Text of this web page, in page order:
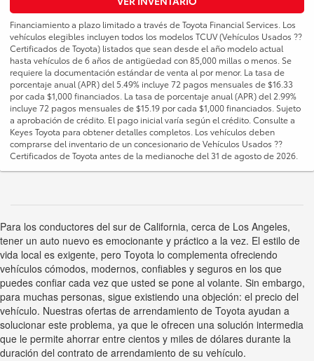
Financiamiento a plazo limitado a través de Toyota Financial Services. Los
vehículos elegibles incluyen todos los modelos TCUV (Vehículos Usados ??
Certificados de Toyota) listados que sean desde el año modelo actual
hasta vehículos de 6 años de antigüedad con 85,000 millas o menos. Se
requiere la documentación estándar de venta al por menor. La tasa de
porcentaje anual (APR) del 5.49% incluye 72 pagos mensuales de $16.33
por cada $1,000 financiados. La tasa de porcentaje anual (APR) del 2.99%
incluye 72 pagos mensuales de $15.19 por cada $1,000 financiados. Sujeto
a aprobación de crédito. El pago inicial varía según el crédito. Consulte a
Keyes Toyota para obtener detalles completos. Los vehículos deben
comprarse del inventario de un concesionario de Vehículos Usados ??
Certificados de Toyota antes de la medianoche del 31 de agosto de 2026.
Para los conductores del sur de California, cerca de Los Angeles,
tener un auto nuevo es emocionante y práctico a la vez. El estilo de
vida local es exigente, pero Toyota lo complementa ofreciendo
vehículos cómodos, modernos, confiables y seguros en los que
puedes confiar cada vez que usted se pone al volante. Sin embargo,
para muchas personas, sigue existiendo una objeción: el precio del
vehículo. Nuestras ofertas de arrendamiento de Toyota ayudan a
solucionar este problema, ya que le ofrecen una solución intermedia
que le permite ahorrar entre cientos y miles de dólares durante la
duración del contrato de arrendamiento de su vehículo.